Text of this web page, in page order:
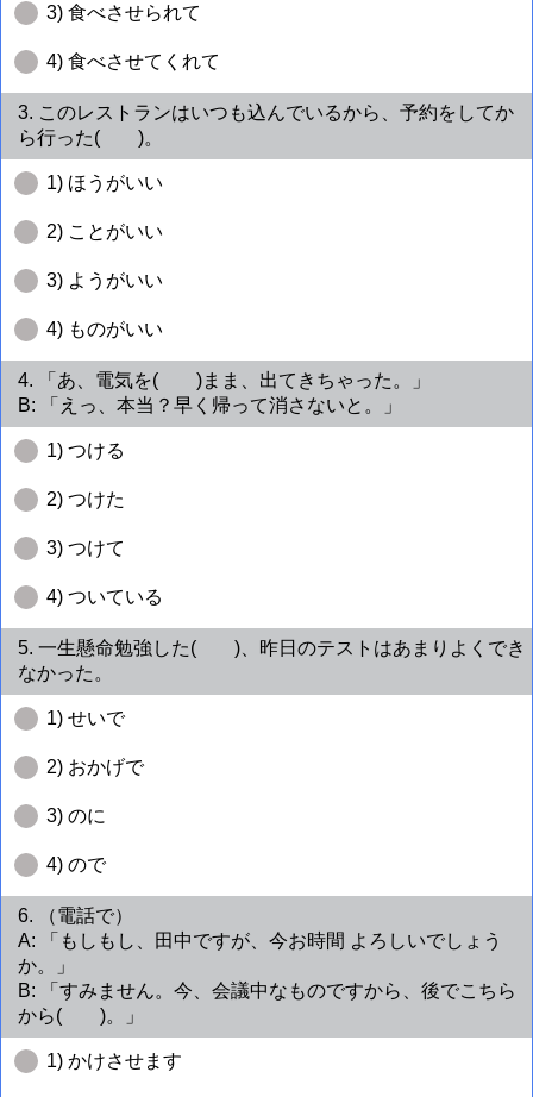
3) 食べさせられて
4) 食べさせてくれて
3. このレストランはいつも込んでいるから、予約をしてか
ら行った( )。
1) ほうがいい
2) ことがいい
3) ようがいい
4) ものがいい
4. 「あ、電気を( )まま、出てきちゃった。」
B: 「えっ、本当？早く帰って消さないと。」
1) つける
2) つけた
3) つけて
4) ついている
5. 一生懸命勉強した( )、昨日のテストはあまりよくでき
なかった。
1) せいで
2) おかげで
3) のに
4) ので
6. （電話で）
A: 「もしもし、田中ですが、今お時間 よろしいでしょう
か。」
B: 「すみません。今、会議中なものですから、後でこちら
から( )。」
1) かけさせます